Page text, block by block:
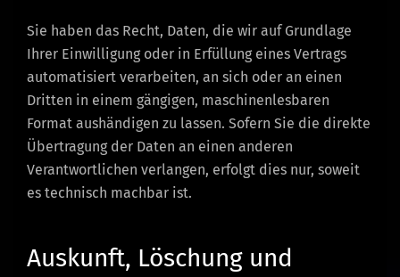
Sie haben das Recht, Daten, die wir auf Grundlage
Ihrer Einwilligung oder in Erfüllung eines Vertrags
automatisiert verarbeiten, an sich oder an einen
Dritten in einem gängigen, maschinenlesbaren
Format aushändigen zu lassen. Sofern Sie die direkte
Übertragung der Daten an einen anderen
Verantwortlichen verlangen, erfolgt dies nur, soweit
es technisch machbar ist.
Auskunft, Löschung und